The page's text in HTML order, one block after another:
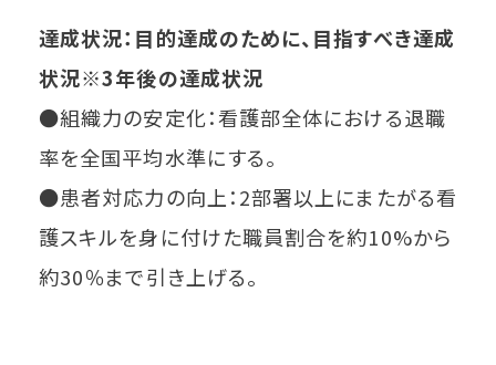
達成状況：目的達成のために、目指すべき達成
状況※3年後の達成状況
●組織力の安定化：看護部全体における退職
率を全国平均水準にする。
●患者対応力の向上：2部署以上にまたがる看
護スキルを身に付けた職員割合を約10%から
約30％まで引き上げる。